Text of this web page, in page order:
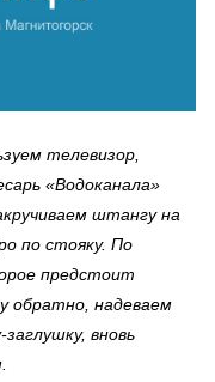
телевизор,
«Водоканала»
штангу на
по стояку. По
предстоит
обратно, надеваем
вновь